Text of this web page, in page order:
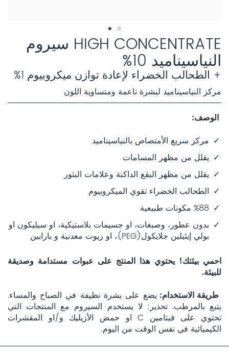
HIGH CONCENTRATE سيروم
النياسيناميد 10%
+ الطحالب الخضراء لإعادة توازن ميكروبيوم 1%
مركز النياسيناميد لبشرة ناعمة ومتساوية اللون
الوصف
مركز سريع الأمتصاص بالنياسيناميد
يقلل من مظهر المسامات
يقلل من مظهر البقع الداكنة وعلامات البثور
الطحالب الخضراء تقوي الميكروبيوم
%88 مكونات طبيعية
بدون عطور، وصبغات، او جسيمات بلاستيكية، او سيليكون او
بولي إيثيلين جلايكول(PEG)، او زيوت معدنية و بارابين
احمي بيئتك! يحتوي هذا المنتج على عبوات مستدامة وصديقة
للبيئة.
طريقة الاستخدام يضع على بشرة نظيفة في الصباح والمساء.
يتبع بالمرطب. تحذير: لا يستخدم السيروم مع المنتجات التي
تحتوي على فيتامين C او حمض الأزيليك و/او المقشرات
الكيميائية في نفس الوقت من اليوم.